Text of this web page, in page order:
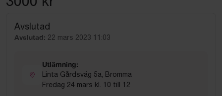
Avslutad
Avslutad: 22 mars 2023 11:03
Utlämning:
Linta Gårdsväg 5a, Bromma
Fredag 24 mars kl. 10 till 12